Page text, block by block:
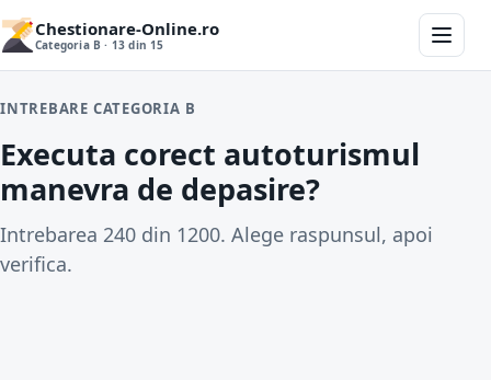
Chestionare-Online.ro
Categoria B · 13 din 15
INTREBARE CATEGORIA B
Executa corect autoturismul
manevra de depasire?
Intrebarea 240 din 1200. Alege raspunsul, apoi
verifica.